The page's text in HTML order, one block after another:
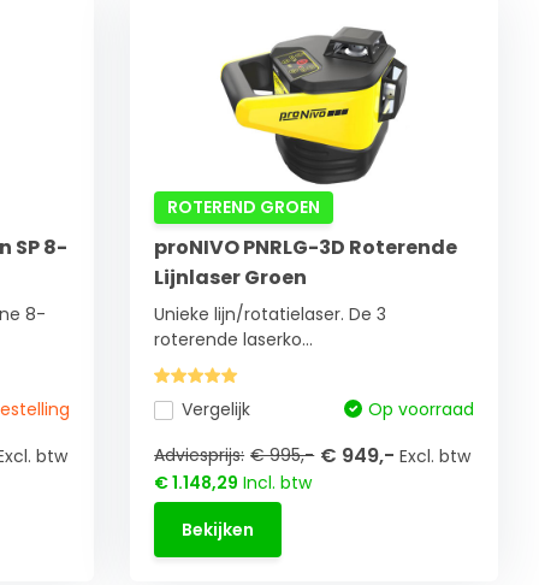
SP 8-
8-
btw
ROTEREND GROEN
proNIVO PNRLG-3D Roterende
Lijnlaser Groen
Unieke lijn/rotatielaser. De 3
roterende laserko...
Vergelijk
Op voorraad
Adviesprijs: € 995,- € 949,-Excl. btw
€ 1.148,29 Incl. btw
Bekijken